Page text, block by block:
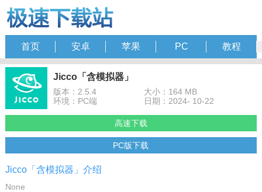
首页 安卓 苹果 PC 教程
Jicco「含模拟器」
版本：2.5.4
大小：164 MB
环境：PC端
日期：2024- 10-22
高速下载
PC版下载
Jicco「含模拟器」介绍
None